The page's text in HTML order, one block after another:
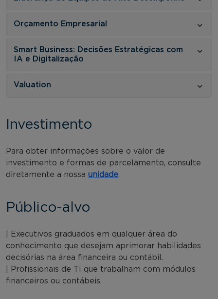
Orçamento Empresarial
Smart Business: Decisões Estratégicas com
IA e Digitalização
Valuation
Investimento
Para obter informações sobre o valor de
investimento e formas de parcelamento, consulte
diretamente a nossa unidade.
Público-alvo
| Executivos graduados em qualquer área do
conhecimento que desejam aprimorar habilidades
decisórias na área financeira ou contábil.
| Profissionais de TI que trabalham com módulos
financeiros ou contábeis.